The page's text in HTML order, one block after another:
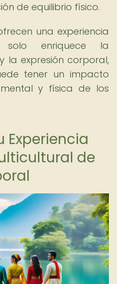
de equilibrio físico.
una experiencia
enriquece la
la expresión corporal,
tener un impacto
y física de los
Experiencia
de